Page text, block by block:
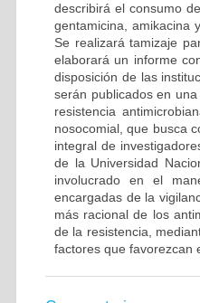
describirá el consumo
gentamicina, amikacina
Se realizará tamizaje
elaborará un informe
disposición de las
serán publicados en
resistencia
nosocomial, que busca
integral de
de la Universidad
involucrado en el
encargadas de la
más racional de los
de la resistencia,
factores que favorezcan